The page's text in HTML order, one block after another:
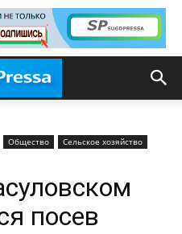
Общество
Сельское хозяйство
посев